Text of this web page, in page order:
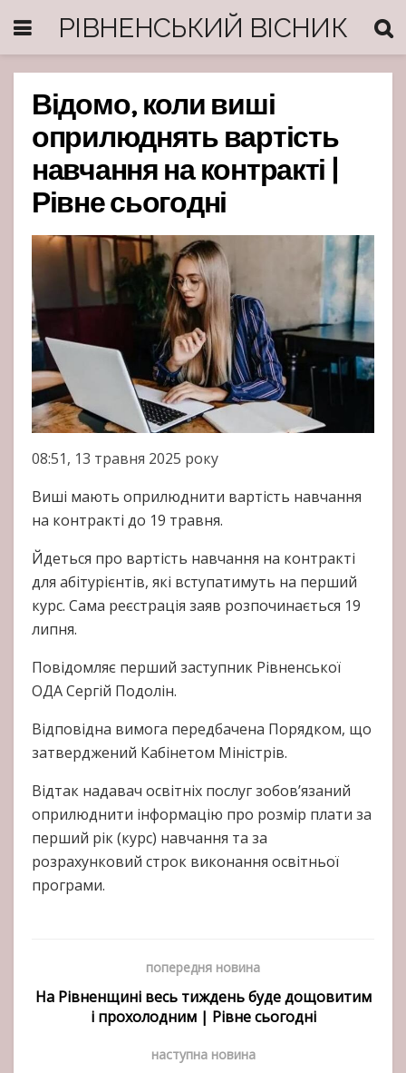
РІВНЕНСЬКИЙ ВІСНИК
Відомо, коли виші
оприлюднять вартість
навчання на контракті |
Рівне сьогодні
08:51, 13 травня 2025 року
Виші мають оприлюднити вартість навчання
на контракті до 19 травня.
Йдеться про вартість навчання на контракті
для абітурієнтів, які вступатимуть на перший
курс. Сама реєстрація заяв розпочинається 19
липня.
Повідомляє перший заступник Рівненської
ОДА Сергій Подолін.
Відповідна вимога передбачена Порядком, що
затверджений Кабінетом Міністрів.
Відтак надавач освітніх послуг зобов’язаний
оприлюднити інформацію про розмір плати за
перший рік (курс) навчання та за
розрахунковий строк виконання освітньої
програми.
попередня новина
На Рівненщині весь тиждень буде дощовитим
і прохолодним | Рівне сьогодні
наступна новина